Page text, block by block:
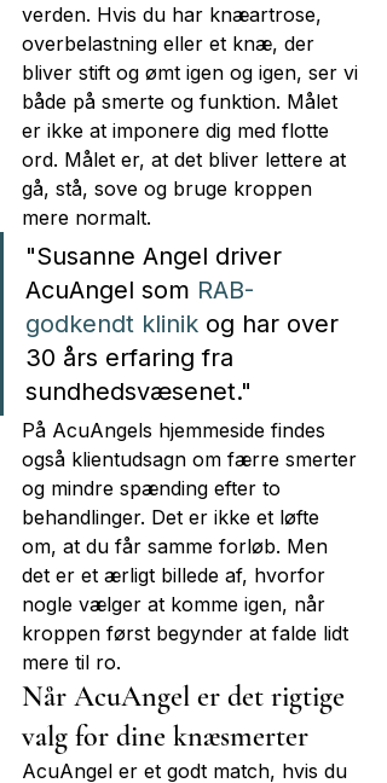
verden. Hvis du har knæartrose,
overbelastning eller et knæ, der
bliver stift og ømt igen og igen, ser vi
både på smerte og funktion. Målet
er ikke at imponere dig med flotte
ord. Målet er, at det bliver lettere at
gå, stå, sove og bruge kroppen
mere normalt.
"Susanne Angel driver
AcuAngel som RAB-
godkendt klinik og har over
30 års erfaring fra
sundhedsvæsenet."
På AcuAngels hjemmeside findes
også klientudsagn om færre smerter
og mindre spænding efter to
behandlinger. Det er ikke et løfte
om, at du får samme forløb. Men
det er et ærligt billede af, hvorfor
nogle vælger at komme igen, når
kroppen først begynder at falde lidt
mere til ro.
Når AcuAngel er det rigtige
valg for dine knæsmerter
AcuAngel er et godt match, hvis du